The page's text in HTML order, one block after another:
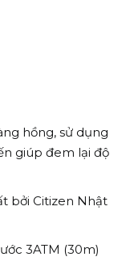
hồng, sử dụng
giúp đem lại độ
bởi Citizen Nhật
3ATM (30m)